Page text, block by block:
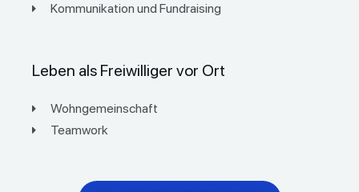
Kommunikation und Fundraising
Leben als Freiwilliger vor Ort
Wohngemeinschaft
Teamwork